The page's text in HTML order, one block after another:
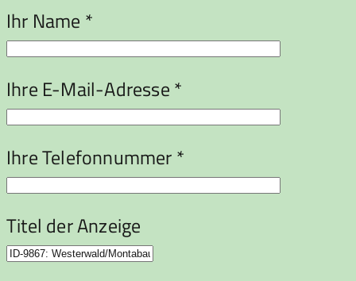
Ihr Name *
Ihre E-Mail-Adresse *
Ihre Telefonnummer *
Titel der Anzeige